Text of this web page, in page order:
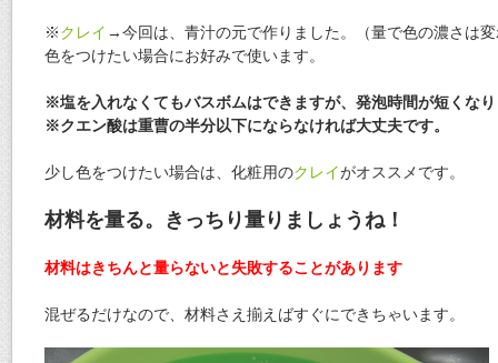
※クレイ →今回は、青汁の元で作りました。
（量で色の濃さは
色をつけたい場合にお好みで使います。
※塩を入れなくてもバスボムはできますが、発泡時間が短くな
※クエン酸は重曹の半分以下にならなければ大丈夫です。
少し色をつけたい場合は、化粧用のクレイがオススメです。
材料を量る。きっちり量りましょうね！
材料はきちんと量らないと失敗することがあります
混ぜるだけなので、材料さえ揃えばすぐにできちゃいます。